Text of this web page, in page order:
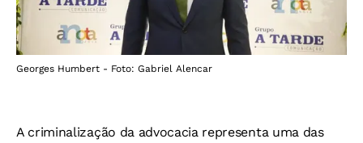
Georges Humbert - Foto: Gabriel Alencar
A criminalização da advocacia representa uma das